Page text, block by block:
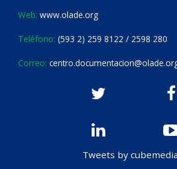
Web: www.olade.org
Teléfono: (593 2) 259 8122 / 2598 280
Correo:
Tweets by